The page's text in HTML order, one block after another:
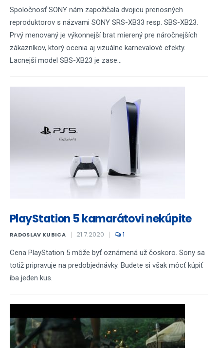
Spoločnosť SONY nám zapožičala dvojicu prenosných
reproduktorov s názvami SONY SRS-XB33 resp. SBS-XB23.
Prvý menovaný je výkonnejší brat mierený pre náročnejších
zákazníkov, ktorý ocenia aj vizuálne karnevalové efekty.
Lacnejší model SBS-XB23 je zase...
PlayStation 5 kamarátovi nekúpite
RADOSLAV KUBICA 21.7.2020 1
Cena PlayStation 5 môže byť oznámená už čoskoro. Sony sa
totiž pripravuje na predobjednávky. Budete si však môcť kúpiť
iba jeden kus.